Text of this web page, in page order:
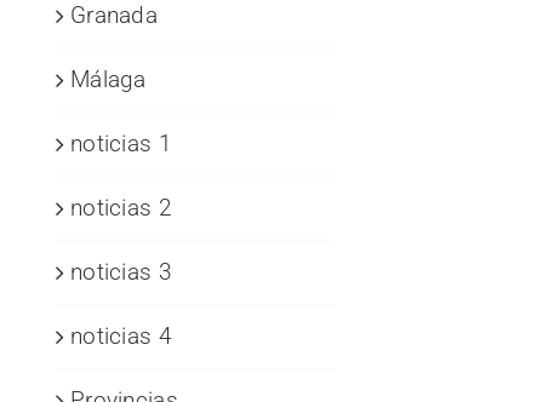
Granada
Málaga
noticias 1
noticias 2
noticias 3
noticias 4